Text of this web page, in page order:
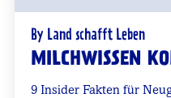
By Land schafft Leben
MILCHWISSEN
9 Insider Fakten für